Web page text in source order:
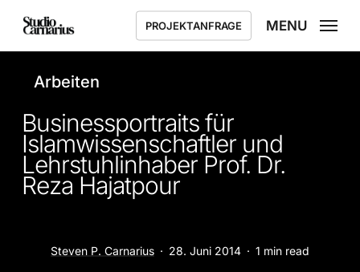
PROJEKTANFRAGE MENU
Arbeiten
Businessportraits für
Islamwissenschaftler und
Lehrstuhlinhaber Prof. Dr.
Reza Hajatpour
Steven P. Carnarius 28. Juni 2014 1 min read